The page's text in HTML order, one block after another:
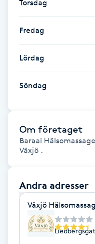
Föning
Gel naglar
Gelenaglar
Gellack med förstärkning
Gravidmassage
Gravidyoga
Gruppträning
Torsdag
Fredag
Lördag
Söndag
Om företaget
Baraai
Växjö .
Andra adresser
Växjö